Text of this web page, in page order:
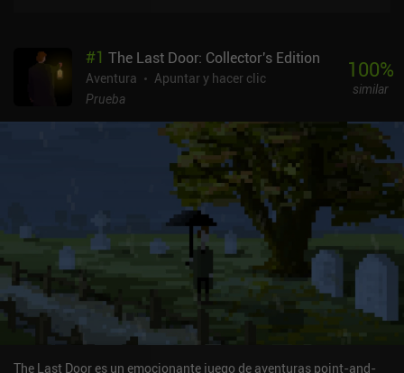
#1 The Last Door: Collector's Edition
Aventura
Apuntar y hacer clic
Prueba
100%
similar
The Last Door es un emocionante juego de aventuras point-and-